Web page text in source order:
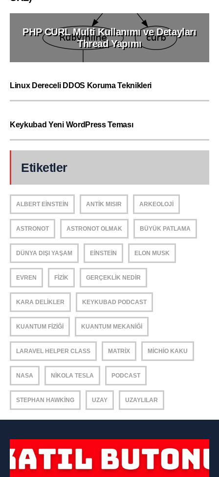
PHP CURL Multi Kullanımı ve Detayları
Thread Yapımı
Linux Dereceli DDOS Koruma Teknikleri
Keykubad Yeni WordPress Teması
Etiketler
ALBERT EINSTEIN ANTIK MISIR ARKEOLOJI
ASTRONOT ASTRONOT OLMAK BÜYÜK PATLAMA
DÜNYA DIŞI YAŞAM EINSTEIN ELON MUSK
EVREN FIZIK GERÇEKLIK NEDIR
KARA DELIKLER KEYKUBAD PODCAST
KUANTUM FIZIĞI KUANTUM MEKANIĞI
LARAVEL HELPER CLASS MATRIX MICHIO KAKU
NASA NIKOLA TESLA PODCAST
STEPHAN HAWKING UZAY UZAYLILAR